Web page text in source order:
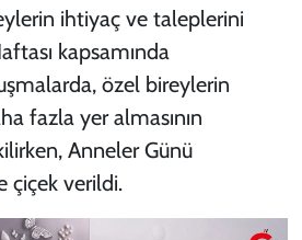
ihtiyaç ve taleplerini
kapsamında
özel bireylerin
fazla yer almasının
Anneler Günü
çiçek verildi.